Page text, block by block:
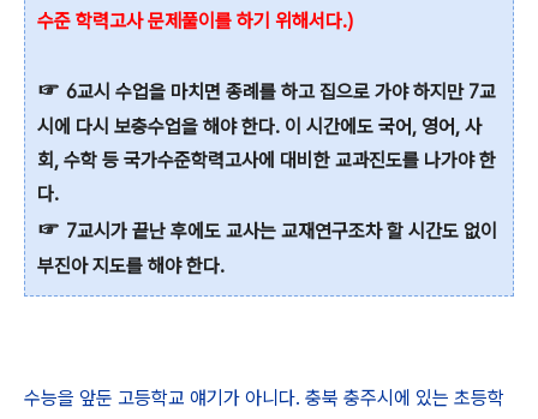
수준 학력고사 문제풀이를 하기 위해서다.)
☞ 6교시 수업을 마치면 종례를 하고 집으로 가야 하지만 7교
시에 다시 보충수업을 해야 한다. 이 시간에도 국어, 영어, 사
회, 수학 등 국가수준학력고사에 대비한 교과진도를 나가야 한
다.
☞ 7교시가 끝난 후에도 교사는 교재연구조차 할 시간도 없이
부진아 지도를 해야 한다.
수능을 앞둔 고등학교 얘기가 아니다. 충북 충주시에 있는 초등학